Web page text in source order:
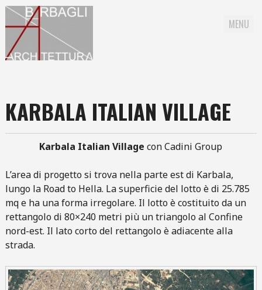
MENU
KARBALA ITALIAN VILLAGE
Karbala Italian Villagecon Cadini Group
L’area di progetto si trova nella parte est di Karbala,
lungo la Road to Hella. La superficie del lotto è di 25.785
mq e ha una forma irregolare. Il lotto è costituito da un
rettangolo di 80×240 metri più un triangolo al Confine
nord-est. Il lato corto del rettangolo è adiacente alla
strada.